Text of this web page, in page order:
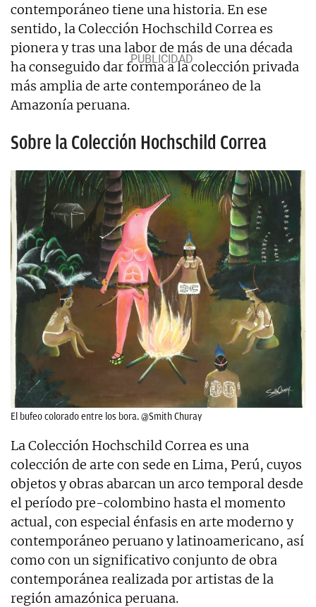
contemporáneo tiene una historia. En ese
sentido, la Colección Hochschild Correa es
pionera y tras una labor de más de una década
ha conseguido dar forma a la colección privada
más amplia de arte contemporáneo de la
Amazonía peruana.
Sobre la Colección Hochschild Correa
El bufeo colorado entre los bora. @Smith Churay
La Colección Hochschild Correa es una
colección de arte con sede en Lima, Perú, cuyos
objetos y obras abarcan un arco temporal desde
el período pre-colombino hasta el momento
actual, con especial énfasis en arte moderno y
contemporáneo peruano y latinoamericano, así
como con un significativo conjunto de obra
contemporánea realizada por artistas de la
región amazónica peruana.